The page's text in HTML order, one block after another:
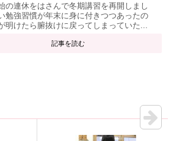
の連休をはさんで冬期講習を再開しまし
勉強習慣が年末に身に付きつつあったの
明けたら腑抜けに戻ってしまっていた...
記事を読む